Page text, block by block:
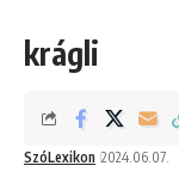
krágli
SzóLexikon 2024.06.07.